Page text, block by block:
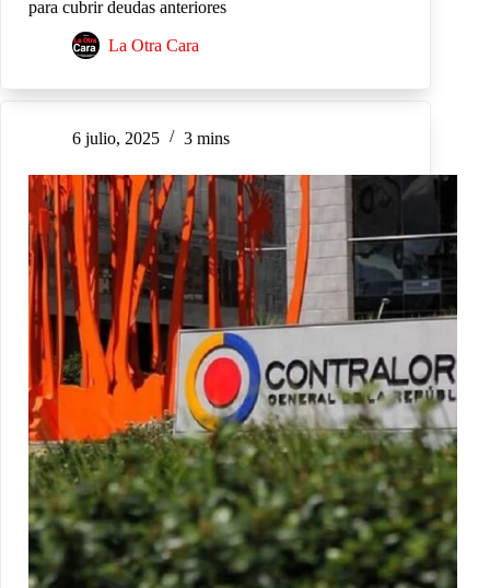
para cubrir deudas anteriores
La Otra Cara
6 julio, 2025 3 mins